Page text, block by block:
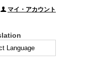
マイ・アカウント